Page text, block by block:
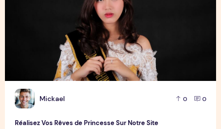
M Mickael 0 0
Réalisez Vos Rêves de Princesse Sur Notre Site